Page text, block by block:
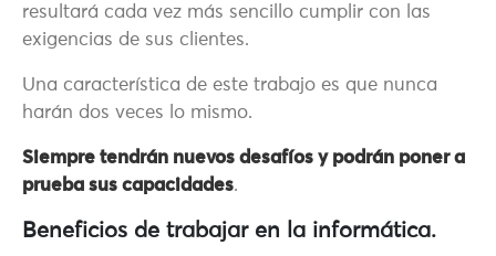
resultará cada vez más sencillo cumplir con las
exigencias de sus clientes.
Una característica de este trabajo es que nunca
harán dos veces lo mismo.
Siempre tendrán nuevos desafíos y podrán poner a
prueba sus capacidades.
Beneficios de trabajar en la informática.